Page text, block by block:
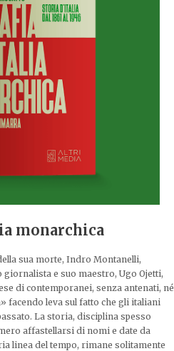
monarchica
sua morte, Indro Montanelli,
e suo maestro, Ugo Ojetti,
di contemporanei, senza antenati, né
facendo leva sul fatto che gli italiani
La storia, disciplina spesso
affastellarsi di nomi e date da
linea del tempo, rimane solitamente